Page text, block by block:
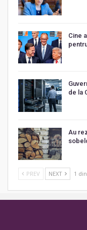
Cine
de la
Au
PREV NEXT 1